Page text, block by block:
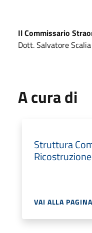
Il Commissario
Dott. Salvatore Scalia
A cura di
Struttura
Ricostruzione
VAI ALLA PAGINA